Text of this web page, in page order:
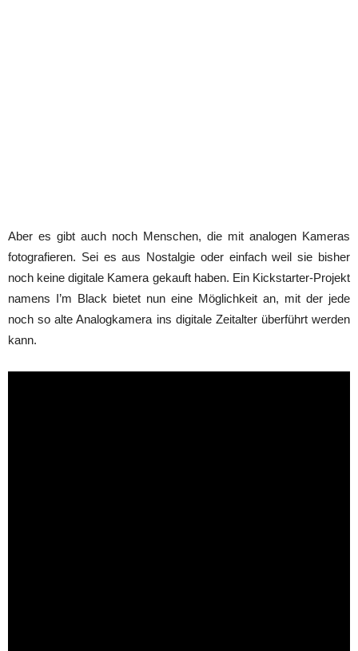
Aber es gibt auch noch Menschen, die mit analogen Kameras
fotografieren. Sei es aus Nostalgie oder einfach weil sie bisher
noch keine digitale Kamera gekauft haben. Ein Kickstarter-Projekt
namens I’m Black bietet nun eine Möglichkeit an, mit der jede
noch so alte Analogkamera ins digitale Zeitalter überführt werden
kann.